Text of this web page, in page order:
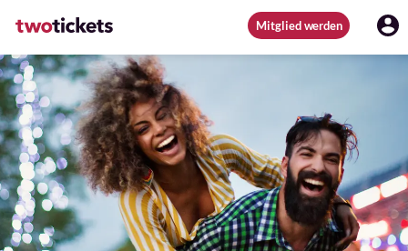
Mitglied werden